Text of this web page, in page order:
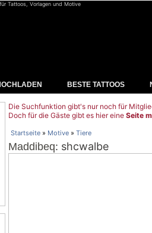
Tattoos, Vorlagen und Motive
BESTE TATTOOS
Die Suchfunktion gibt's nur noch für
Doch für die Gäste gibt es hier eine Seite
Startseite » Motive » Tiere
Maddibeq: shcwalbe